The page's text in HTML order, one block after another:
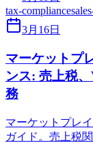
tax-compliance
3月16日
マーケットプ
ンス: 売上税
務
マーケットプレ
ガイド。売上税